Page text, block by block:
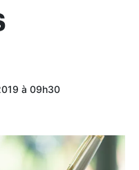
à 09h30